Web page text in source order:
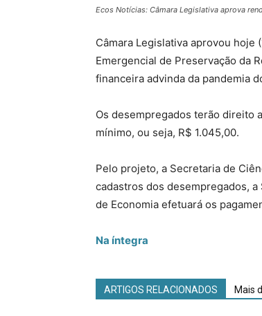
Ecos Notícias: Câmara Legislativa aprova
Câmara Legislativa aprovou
Emergencial de Preservação da
financeira advinda da pandemia
Os desempregados terão direito
mínimo, ou seja, R$ 1.045,00.
Pelo projeto, a Secretaria de
cadastros dos desempregados,
de Economia efetuará os
Na íntegra
ARTIGOS RELACIONADOS Mais